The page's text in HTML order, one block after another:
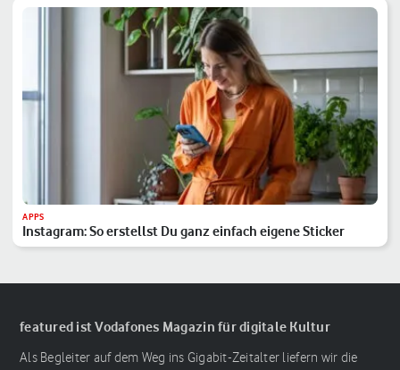
APPS
Instagram: So erstellst Du ganz einfach eigene Sticker
featured ist Vodafones Magazin für digitale Kultur
Als Begleiter auf dem Weg ins Gigabit-Zeitalter liefern wir die